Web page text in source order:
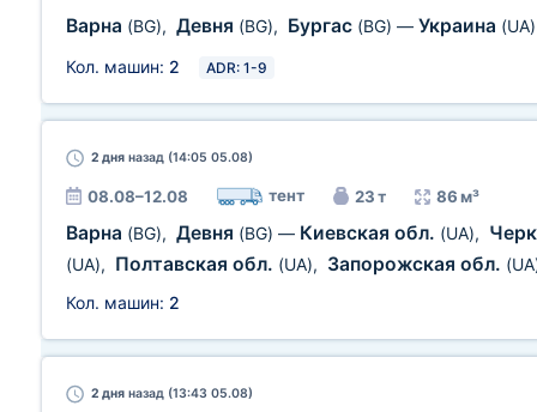
Варна (BG), Девня (BG), Бургас (BG) — Украина (UA)
Кол. машин: 2 ADR: 1-9
2 дня назад (14:05 05.08)
08.08–12.08 тент 23 т 86 м³
Варна (BG), Девня (BG) — Киевская обл. (UA),
(UA), Полтавская обл. (UA), Запорожская обл.
Кол. машин: 2
2 дня назад (13:43 05.08)